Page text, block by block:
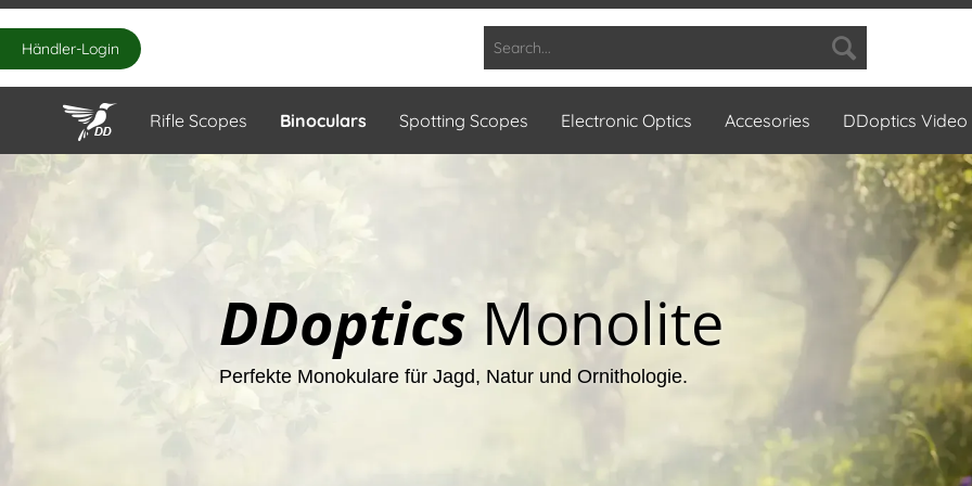
Händler-Login
Rifle Scopes Binoculars Spotting Scopes Electronic Optics Accesories DDoptics Video
DDoptics Monolite
Perfekte Monokulare für Jagd, Natur und Ornithologie.